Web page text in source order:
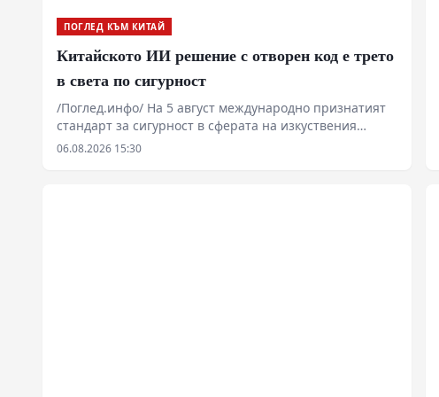
ПОГЛЕД КЪМ КИТАЙ
Китайското ИИ решение с отворен код е трето
в света по сигурност
/Поглед.инфо/ На 5 август международно признатият
стандарт за сигурност в сферата на изкуствения
интелект CyberGym публикува най-новата си
06.08.2026 15:30